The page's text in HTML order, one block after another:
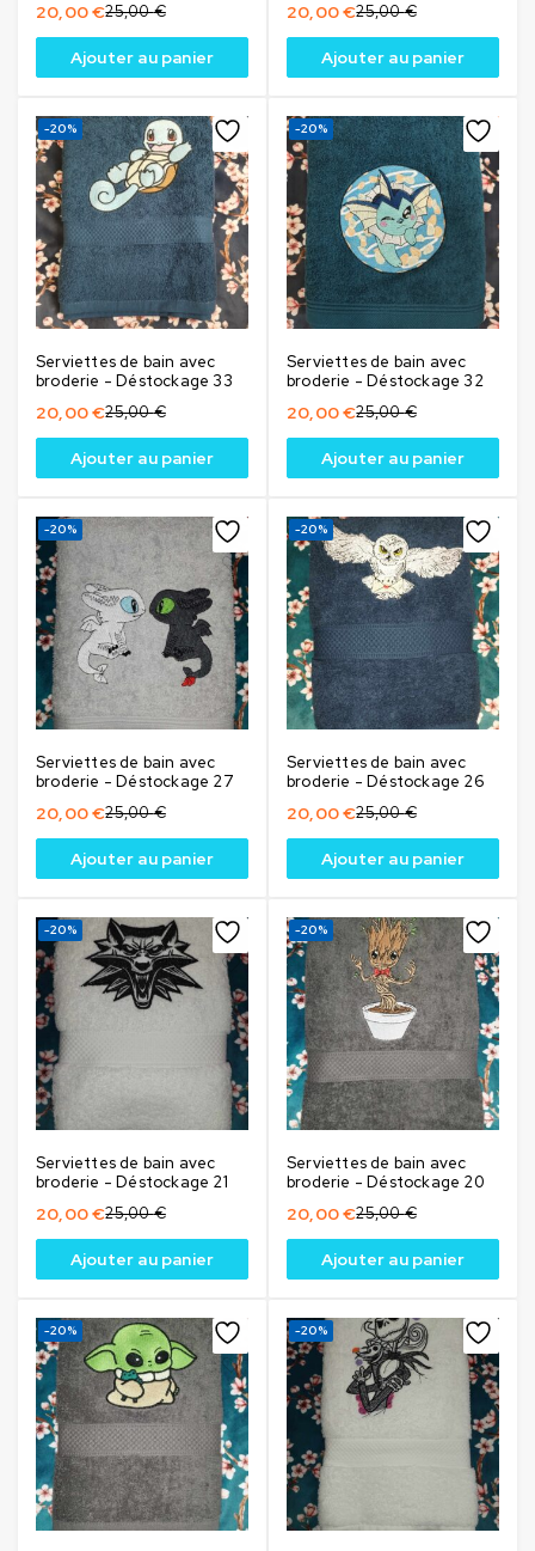
25,00€
20,00€
Ajouter au panier
25,00€
20,00€
Ajouter au panier
-20%
Serviettes de bain avec
broderie - Déstockage 33
25,00€
20,00€
Ajouter au panier
-20%
Serviettes de bain avec
broderie - Déstockage 32
25,00€
20,00€
Ajouter au panier
-20%
Serviettes de bain avec
broderie - Déstockage 27
25,00€
20,00€
Ajouter au panier
-20%
Serviettes de bain avec
broderie - Déstockage 26
25,00€
20,00€
Ajouter au panier
-20%
Serviettes de bain avec
broderie - Déstockage 21
25,00€
20,00€
Ajouter au panier
-20%
Serviettes de bain avec
broderie - Déstockage 20
25,00€
20,00€
Ajouter au panier
-20% -20%